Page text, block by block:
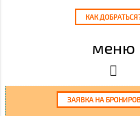
КАК
меню
ЗАЯВКА НА